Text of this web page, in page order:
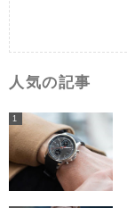
人気の記事
1